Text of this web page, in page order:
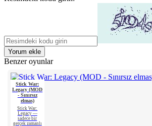
Yorum ekle
Benzer oyunlar
Stick War:
Legacy (MOD
- Sınırsız
elmas)
Stick War:
Legacy —
sadece bir
gerçek zamanlı